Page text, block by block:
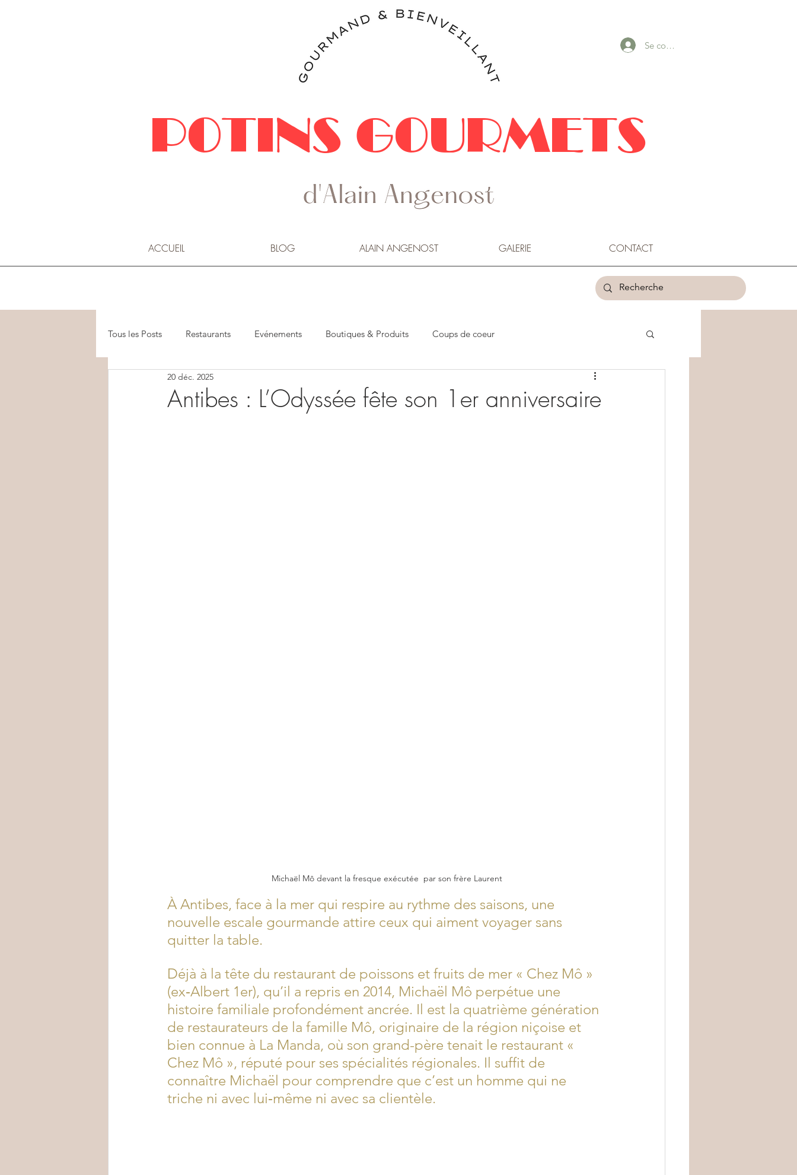
Se connecter
POTINS GOURMETS
ACCUEIL BLOG ALAIN ANGENOST GALERIE CONTACT
Tous les Posts Restaurants Evénements Boutiques & Produits Coups de coeur
Antibes : L’Odyssée fête son 1er anniversaire
20 déc. 2025
Michaël Mô devant la fresque exécutée  par son frère Laurent
À Antibes, face à la mer qui respire au rythme des saisons, une
nouvelle escale gourmande attire ceux qui aiment voyager sans
quitter la table.
Déjà à la tête du restaurant de poissons et fruits de mer « Chez Mô »
(ex‑Albert 1er), qu’il a repris en 2014, Michaël Mô perpétue une
histoire familiale profondément ancrée. Il est la quatrième génération
de restaurateurs de la famille Mô, originaire de la région niçoise et
bien connue à La Manda, où son grand-père tenait le restaurant «
Chez Mô », réputé pour ses spécialités régionales. Il suffit de
connaître Michaël pour comprendre que c’est un homme qui ne
triche ni avec lui‑même ni avec sa clientèle.